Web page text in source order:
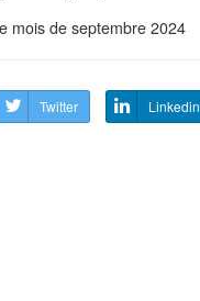
mois de septembre 2024
Twitter Linkedin